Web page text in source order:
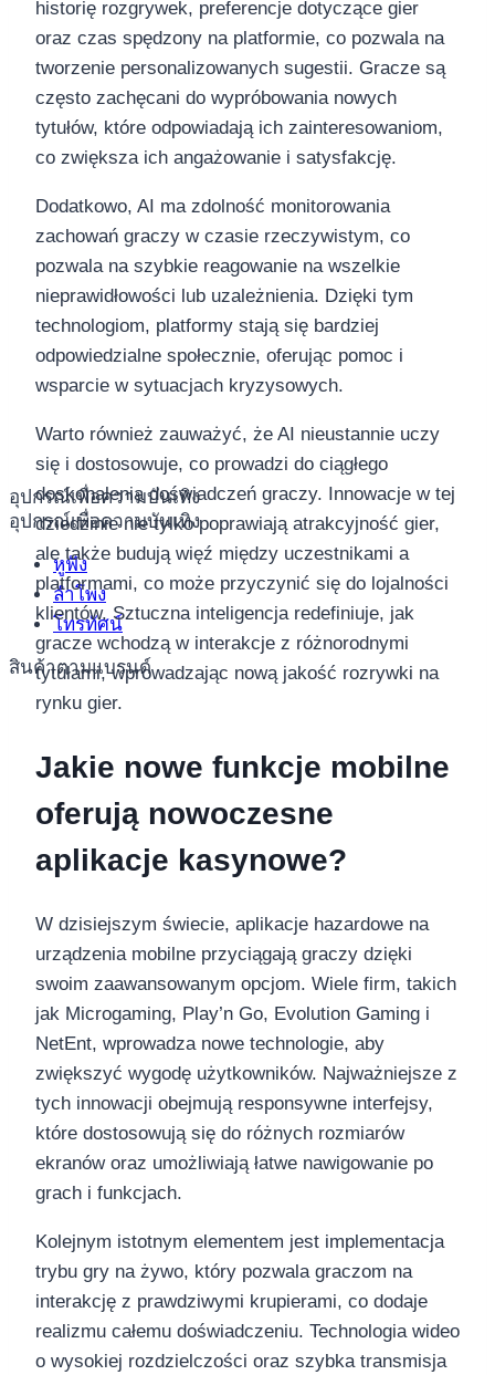
อุปกรณ์เพื่อความบันเทิง
อุปกรณ์เพื่อความบันเทิง
หูฟัง
ลำโพง
โทรทัศน์
สินค้าตามแบรนด์
historię rozgrywek, preferencje dotyczące gier
oraz czas spędzony na platformie, co pozwala na
tworzenie personalizowanych sugestii. Gracze są
często zachęcani do wypróbowania nowych
tytułów, które odpowiadają ich zainteresowaniom,
co zwiększa ich angażowanie i satysfakcję.
Dodatkowo, AI ma zdolność monitorowania
zachowań graczy w czasie rzeczywistym, co
pozwala na szybkie reagowanie na wszelkie
nieprawidłowości lub uzależnienia. Dzięki tym
technologiom, platformy stają się bardziej
odpowiedzialne społecznie, oferując pomoc i
wsparcie w sytuacjach kryzysowych.
Warto również zauważyć, że AI nieustannie uczy
się i dostosowuje, co prowadzi do ciągłego
doskonalenia doświadczeń graczy. Innowacje w tej
dziedzinie nie tylko poprawiają atrakcyjność gier,
ale także budują więź między uczestnikami a
platformami, co może przyczynić się do lojalności
klientów. Sztuczna inteligencja redefiniuje, jak
gracze wchodzą w interakcje z różnorodnymi
tytułami, wprowadzając nową jakość rozrywki na
rynku gier.
Jakie nowe funkcje mobilne
oferują nowoczesne
aplikacje kasynowe?
W dzisiejszym świecie, aplikacje hazardowe na
urządzenia mobilne przyciągają graczy dzięki
swoim zaawansowanym opcjom. Wiele firm, takich
jak Microgaming, Play’n Go, Evolution Gaming i
NetEnt, wprowadza nowe technologie, aby
zwiększyć wygodę użytkowników. Najważniejsze z
tych innowacji obejmują responsywne interfejsy,
które dostosowują się do różnych rozmiarów
ekranów oraz umożliwiają łatwe nawigowanie po
grach i funkcjach.
Kolejnym istotnym elementem jest implementacja
trybu gry na żywo, który pozwala graczom na
interakcję z prawdziwymi krupierami, co dodaje
realizmu całemu doświadczeniu. Technologia wideo
o wysokiej rozdzielczości oraz szybka transmisja